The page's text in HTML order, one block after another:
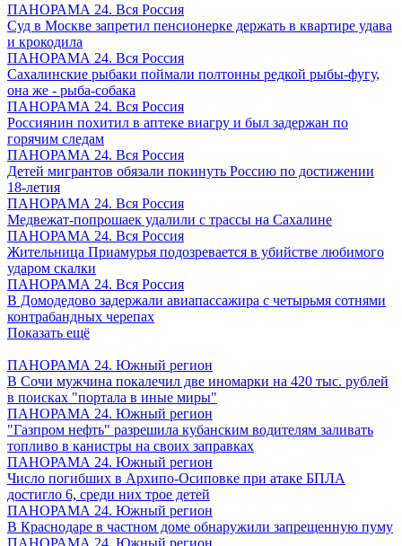
ПАНОРАМА 24. Вся Россия
Суд в Москве запретил пенсионерке держать в квартире удава
и крокодила
ПАНОРАМА 24. Вся Россия
Сахалинские рыбаки поймали полтонны редкой рыбы-фугу,
она же - рыба-собака
ПАНОРАМА 24. Вся Россия
Россиянин похитил в аптеке виагру и был задержан по
горячим следам
ПАНОРАМА 24. Вся Россия
Детей мигрантов обязали покинуть Россию по достижении
18-летия
ПАНОРАМА 24. Вся Россия
Медвежат-попрошаек удалили с трассы на Сахалине
ПАНОРАМА 24. Вся Россия
Жительница Приамурья подозревается в убийстве любимого
ударом скалки
ПАНОРАМА 24. Вся Россия
В Домодедово задержали авиапассажира с четырьмя сотнями
контрабандных черепах
Показать ещё
ПАНОРАМА 24. Южный регион
В Сочи мужчина покалечил две иномарки на 420 тыс. рублей
в поисках "портала в иные миры"
ПАНОРАМА 24. Южный регион
"Газпром нефть" разрешила кубанским водителям заливать
топливо в канистры на своих заправках
ПАНОРАМА 24. Южный регион
Число погибших в Архипо-Осиповке при атаке БПЛА
достигло 6, среди них трое детей
ПАНОРАМА 24. Южный регион
В Краснодаре в частном доме обнаружили запрещенную пуму
ПАНОРАМА 24. Южный регион